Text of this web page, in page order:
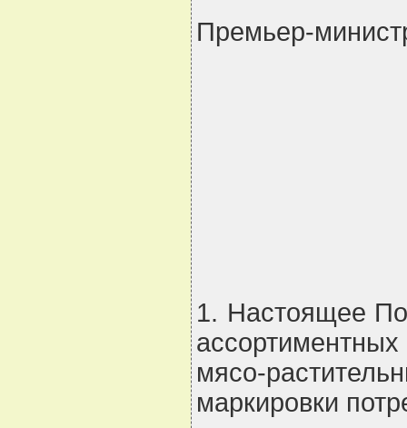
Премьер-
1. Настоящее
мясо-
маркировки